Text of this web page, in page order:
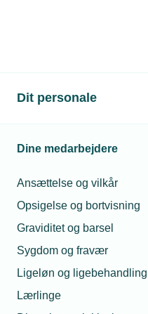
Dit personale
Dine medarbejdere
Ansættelse og vilkår
Opsigelse og bortvisning
Graviditet og barsel
Sygdom og fravær
Ligeløn og ligebehandling
Lærlinge